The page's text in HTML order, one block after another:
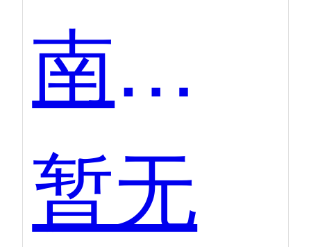
南讯软件-手淘互动
暂无